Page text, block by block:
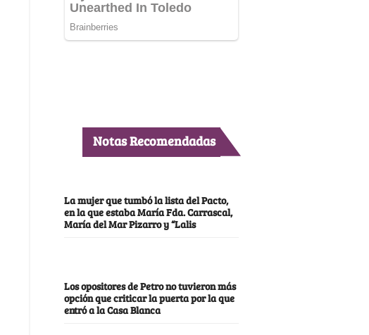
Notas Recomendadas
La mujer que tumbó la lista del Pacto,
en la que estaba María Fda. Carrascal,
María del Mar Pizarro y “Lalis
Los opositores de Petro no tuvieron más
opción que criticar la puerta por la que
entró a la Casa Blanca